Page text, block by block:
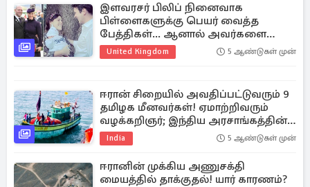
இளவரசர் பிலிப் நினைவாக
பிள்ளைகளுக்கு பெயர் வைத்த
பேத்திகள்... ஆனால் அவர்களை
சந்திக்காமலே தாத்தா இறந்துபோன
துயரம்
United Kingdom 5 ஆண்டுகள் முன்
ஈரான் சிறையில் அவதிப்பட்டுவரும் 9
தமிழக மீனவர்கள்! ஏமாற்றிவரும்
வழக்கறிஞர்; இந்திய அரசாங்கத்தின்
உதவியை நாடும் குடும்பத்தினர்
India 5 ஆண்டுகள் முன்
ஈரானின் முக்கிய அணுசக்தி
மையத்தில் தாக்குதல்! யார் காரணம்?